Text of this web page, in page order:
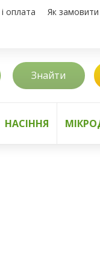
оплата Як замовити
Знайти
НАСІННЯ